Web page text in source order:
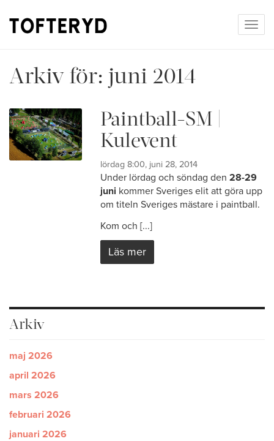
Arkiv för: juni 2014
Paintball-SM |
Kulevent
lördag 8:00, juni 28, 2014
Under lördag och söndag den28-29
juni kommer Sveriges elit att göra upp
om titeln Sveriges mästare i paintball.
Kom och [...]
Läs mer
Arkiv
maj 2026
april 2026
mars 2026
februari 2026
januari 2026